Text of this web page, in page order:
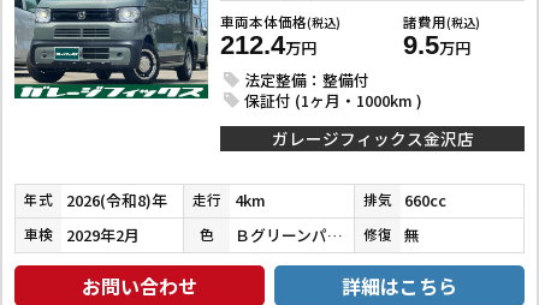
車両本体価格(税込)
212.4万円
諸費用(税込)
9.5万円
法定整備：整備付
保証付 (1ヶ月・1000km )
ガレージフィックス金沢店
年式 2026(令和8)年 走行 4km 排気 660cc
車検 2029年2月 色 Ｂグリーンパール／ＣブラックＰ 修復 無
お問い合わせ 詳細はこちら